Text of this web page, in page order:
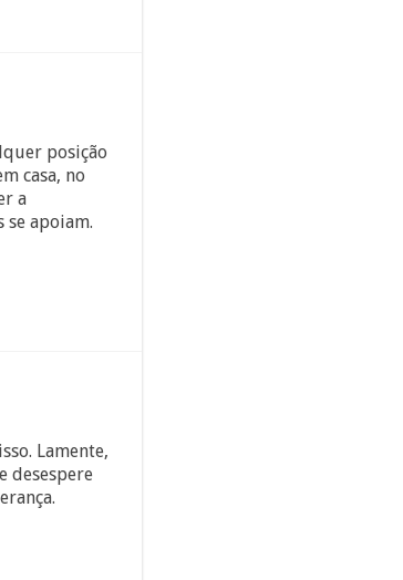
posição
casa, no
a
apoiam.
Lamente,
desespere